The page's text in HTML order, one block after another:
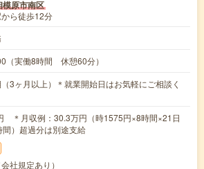
模原市南区
ら徒歩12分
（実働8時間 休憩60分）
3ヶ月以上）＊就業開始日はお気軽にご相談く
＊月収例：30.3万円（時1575円×8時間×21日
間）超過分は別途支給
社規定あり）